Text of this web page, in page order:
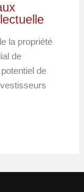
la propriété
de
de